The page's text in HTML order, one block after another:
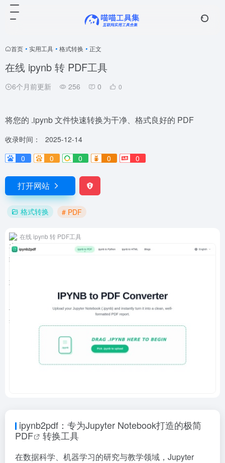
首页 • 实用工具 • 格式转换 • 正文
在线 ipynb 转 PDF工具
6个月前更新 256 0 0
将您的 .ipynb 文件快速转换为干净、格式良好的 PDF
收录时间：
2025-12-14
0
0 0 0 0
打开网站
格式转换 # PDF
在线 ipynb 转 PDF工具
ipynb2pdf：专为Jupyter Notebook打造的极简
PDF
转换工具
在数据科学、机器学习的研究与教学领域，Jupyter